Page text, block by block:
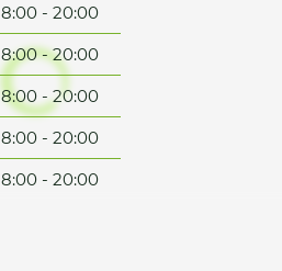
8:00 - 20:00
8:00 - 20:00
8:00 - 20:00
8:00 - 20:00
8:00 - 20:00